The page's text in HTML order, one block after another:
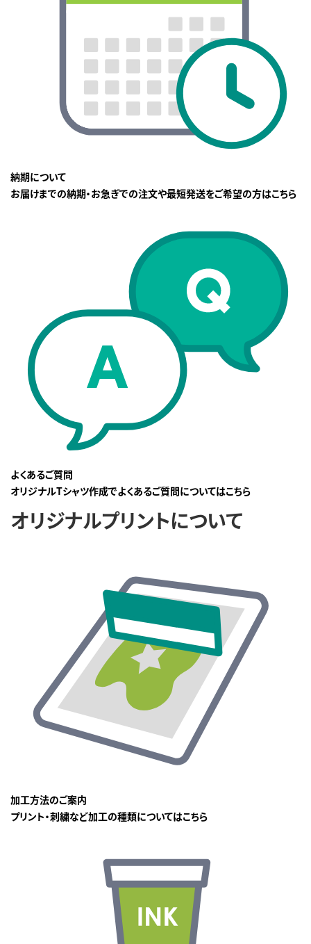
納期について
お届けまでの納期・お急ぎでの注文や最短発送をご希望の方はこちら
よくあるご質問
オリジナルTシャツ作成でよくあるご質問についてはこちら
オリジナルプリントについて
加工方法のご案内
プリント・刺繍など加工の種類についてはこちら